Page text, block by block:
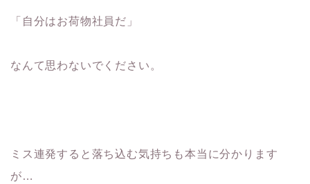
「自分はお荷物社員だ」
なんて思わないでください。
ミス連発すると落ち込む気持ちも本当に分かります
が…